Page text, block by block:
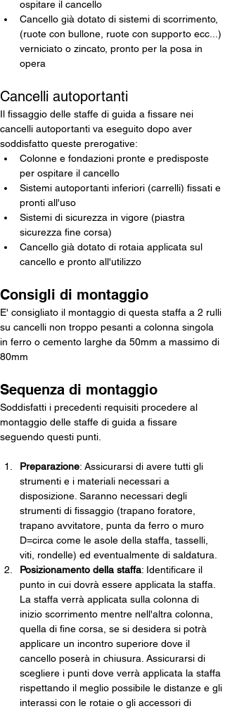
ospitare il cancello
Cancello già dotato di sistemi di scorrimento,
(ruote con bullone, ruote con supporto ecc...)
verniciato o zincato, pronto per la posa in
opera
Cancelli autoportanti
Il fissaggio delle staffe di guida a fissare nei
cancelli autoportanti va eseguito dopo aver
soddisfatto queste prerogative:
Colonne e fondazioni pronte e predisposte
per ospitare il cancello
Sistemi autoportanti inferiori (carrelli) fissati e
pronti all'uso
Sistemi di sicurezza in vigore (piastra
sicurezza fine corsa)
Cancello già dotato di rotaia applicata sul
cancello e pronto all'utilizzo
Consigli di montaggio
E' consigliato il montaggio di questa staffa a 2 rulli
su cancelli non troppo pesanti a colonna singola
in ferro o cemento larghe da 50mm a massimo di
80mm
Sequenza di montaggio
Soddisfatti i precedenti requisiti procedere al
montaggio delle staffe di guida a fissare
seguendo questi punti.
Preparazione: Assicurarsi di avere tutti gli
strumenti e i materiali necessari a
disposizione. Saranno necessari degli
strumenti di fissaggio (trapano foratore,
trapano avvitatore, punta da ferro o muro
D=circa come le asole della staffa, tasselli,
viti, rondelle) ed eventualmente di saldatura.
Posizionamento della staffa: Identificare il
punto in cui dovrà essere applicata la staffa.
La staffa verrà applicata sulla colonna di
inizio scorrimento mentre nell'altra colonna,
quella di fine corsa, se si desidera si potrà
applicare un incontro superiore dove il
cancello poserà in chiusura. Assicurarsi di
scegliere i punti dove verrà applicata la staffa
rispettando il meglio possibile le distanze e gli
interassi con le rotaie o gli accessori di